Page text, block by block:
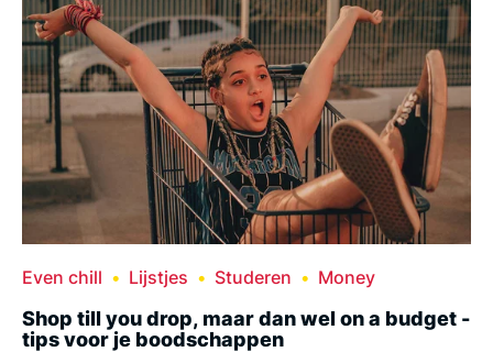
Even chill Lijstjes Studeren Money
Shop till you drop, maar dan wel on a budget -
tips voor je boodschappen